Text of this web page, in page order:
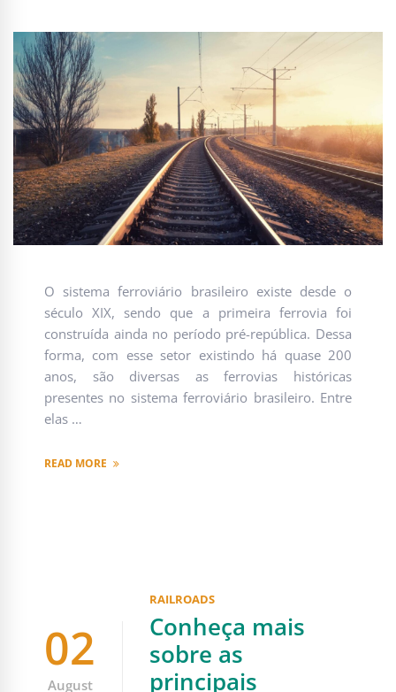
O sistema ferroviário brasileiro existe desde o
século XIX, sendo que a primeira ferrovia foi
construída ainda no período pré-república. Dessa
forma, com esse setor existindo há quase 200
anos, são diversas as ferrovias históricas
presentes no sistema ferroviário brasileiro. Entre
elas …
READ MORE
02
August
RAILROADS
Conheça mais
sobre as
principais